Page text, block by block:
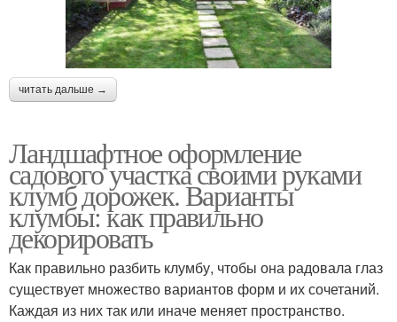
читать дальше →
Ландшафтное оформление
садового участка своими руками
клумб дорожек. Варианты
клумбы: как правильно
декорировать
Как правильно разбить клумбу, чтобы она радовала глаз
существует множество вариантов форм и их сочетаний.
Каждая из них так или иначе меняет пространство.